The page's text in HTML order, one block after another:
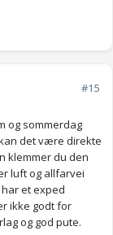
#15
og sommerdag
det være direkte
klemmer du den
luft og allfarvei
et exped
ikke godt for
og god pute.